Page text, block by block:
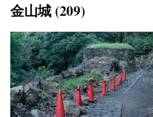
ツ
ス
キ
ッ
プ
金山城 (209)